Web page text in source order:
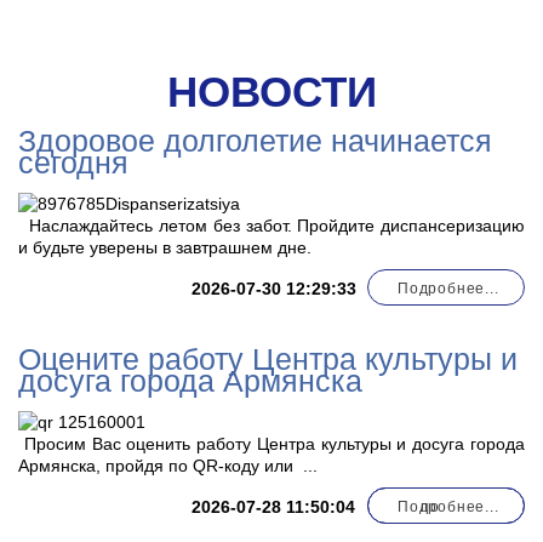
НОВОСТИ
Здоровое долголетие начинается
сегодня
2026-07-30 12:29:33
Наслаждайтесь летом без забот. Пройдите диспансеризацию
и будьте уверены в завтрашнем дне.
Подробнее...
Оцените работу Центра культуры и
досуга города Армянска
2026-07-28 11:50:04
Просим Вас оценить работу Центра культуры и досуга города
Армянска, пройдя по QR-коду или
по
Подробнее...